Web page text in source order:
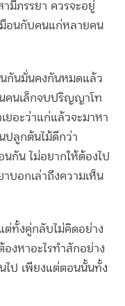
มีภรรยา ควรจะอยู่
อนกับคนแก่หลายคน
นกันมั่นคงกันหมดแล้ว
คนเล็กจบปริญญาโท
ยอะว่าแก่แล้วจะมาหา
ปลูกต้นไม้ดีกว่า
นกัน ไม่อยากให้ต้องไป
าบอกเล่าถึงความเห็น
ต่ทั้งคู่กลับไม่คิดอย่าง
งหาอะไรทำสักอย่าง
นไป เพียงแต่ตอนนั้นทั้ง